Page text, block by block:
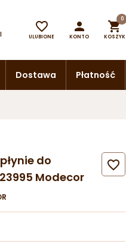

ULUBIONE

KONTO

0
KOSZYK
Dostawa Płatność
do
Modecor
